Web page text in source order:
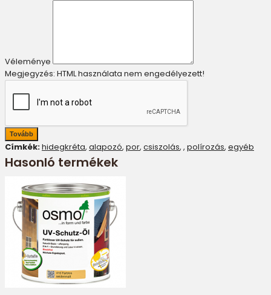
Véleménye
Megjegyzés: HTML használata nem engedélyezett!
Tovább
Címkék:hidegkréta, alapozó, por, csiszolás, , polírozás, egyéb
Hasonló termékek